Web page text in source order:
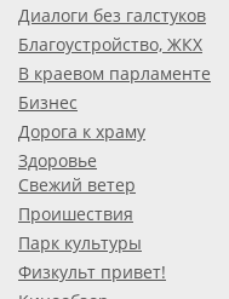
Диалоги без галстуков
Благоустройство, ЖКХ
В краевом парламенте
Бизнес
Дорога к храму
Здоровье
Свежий ветер
Проишествия
Парк культуры
Физкульт привет!